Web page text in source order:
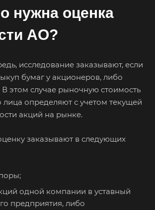
нужна оценка
АО?
исследование заказывают, если
бумаг у акционеров, либо
этом случае рыночную стоимость
определяют с учетом текущей
акций на рынке.
заказывают в следующих
одной компании в уставный
предприятия, либо